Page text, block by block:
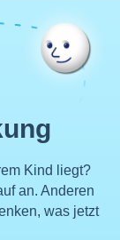
Kind liegt?
an. Anderen
was jetzt